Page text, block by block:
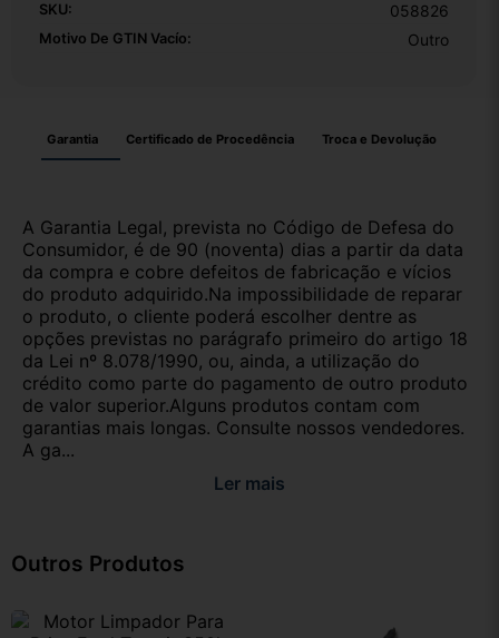
SKU: 058826
Motivo De GTIN Vacío: Outro
Garantia Certificado de Procedência Troca e Devolução
A Garantia Legal, prevista no Código de Defesa do
Consumidor, é de 90 (noventa) dias a partir da data
da compra e cobre defeitos de fabricação e vícios
do produto adquirido.Na impossibilidade de reparar
o produto, o cliente poderá escolher dentre as
opções previstas no parágrafo primeiro do artigo 18
da Lei nº 8.078/1990, ou, ainda, a utilização do
crédito como parte do pagamento de outro produto
de valor superior.Alguns produtos contam com
garantias mais longas. Consulte nossos vendedores.
A ga...
Ler mais
Outros Produtos